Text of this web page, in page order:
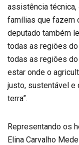
assistência técnica,
famílias que fazem
deputado também
todas as regiões do
todas as regiões
estar onde o
justo, sustentável e
terra”.
Representando os
Elina Carvalho